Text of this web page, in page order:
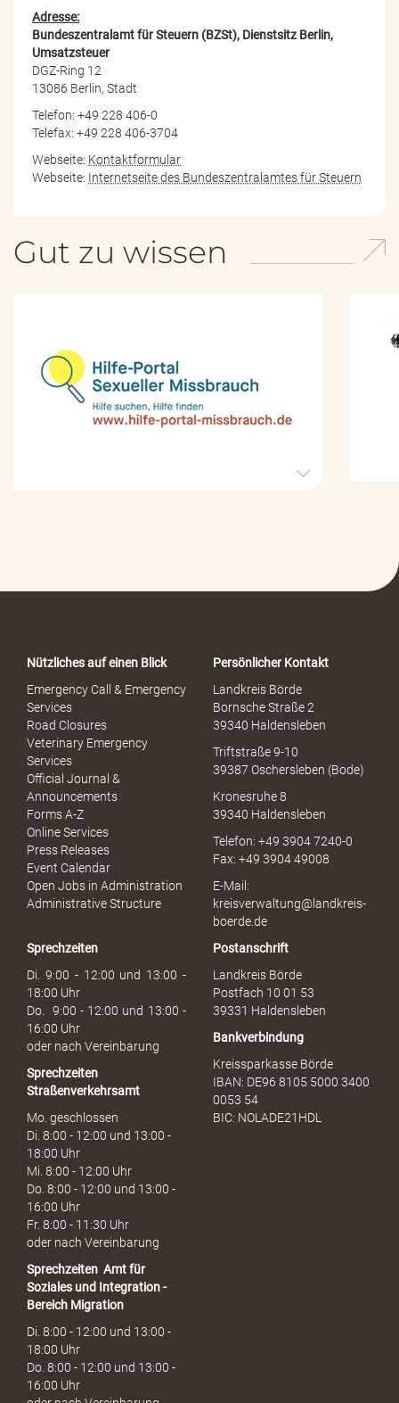
Adresse:
Bundeszentralamt für Steuern (BZSt), Dienstsitz Berlin,
Umsatzsteuer
DGZ-Ring 12
13086 Berlin, Stadt
Telefon: +49 228 406-0
Telefax: +49 228 406-3704
Webseite: Kontaktformular
Webseite: Internetseite des Bundeszentralamtes für Steuern
Gut zu wissen
o
u
h
Nützliches auf einen Blick
Emergency Call & Emergency
Services
Road Closures
Veterinary Emergency
Services
Official Journal &
Announcements
Forms A-Z
Online Services
Press Releases
Event Calendar
Open Jobs in Administration
Administrative Structure
Persönlicher Kontakt
Landkreis Börde
Bornsche Straße 2
39340 Haldensleben
Triftstraße 9-10
39387 Oschersleben (Bode)
Kronesruhe 8
39340 Haldensleben
Telefon: +49 3904 7240-0
Fax: +49 3904 49008
E-Mail:
kreisverwaltung@landkreis-
boerde.de
Sprechzeiten
Di. 9:00 - 12:00 und 13:00 -
18:00 Uhr
Do. 9:00 - 12:00 und 13:00 -
16:00 Uhr
oder nach Vereinbarung
Sprechzeiten
Straßenverkehrsamt
Mo. geschlossen
Di. 8:00 - 12:00 und 13:00 -
18:00 Uhr
Mi. 8:00 - 12:00 Uhr
Do. 8:00 - 12:00 und 13:00 -
16:00 Uhr
Fr. 8:00 - 11:30 Uhr
oder nach Vereinbarung
Sprechzeiten Amt für
Soziales und Integration -
Bereich Migration
Di. 8:00 - 12:00 und 13:00 -
18:00 Uhr
Do. 8:00 - 12:00 und 13:00 -
16:00 Uhr
Postanschrift
Landkreis Börde
Postfach 10 01 53
39331 Haldensleben
Bankverbindung
Kreissparkasse Börde
IBAN: DE96 8105 5000 3400
0053 54
BIC: NOLADE21HDL